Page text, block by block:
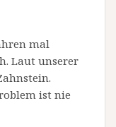
mal
Laut unserer
ist nie